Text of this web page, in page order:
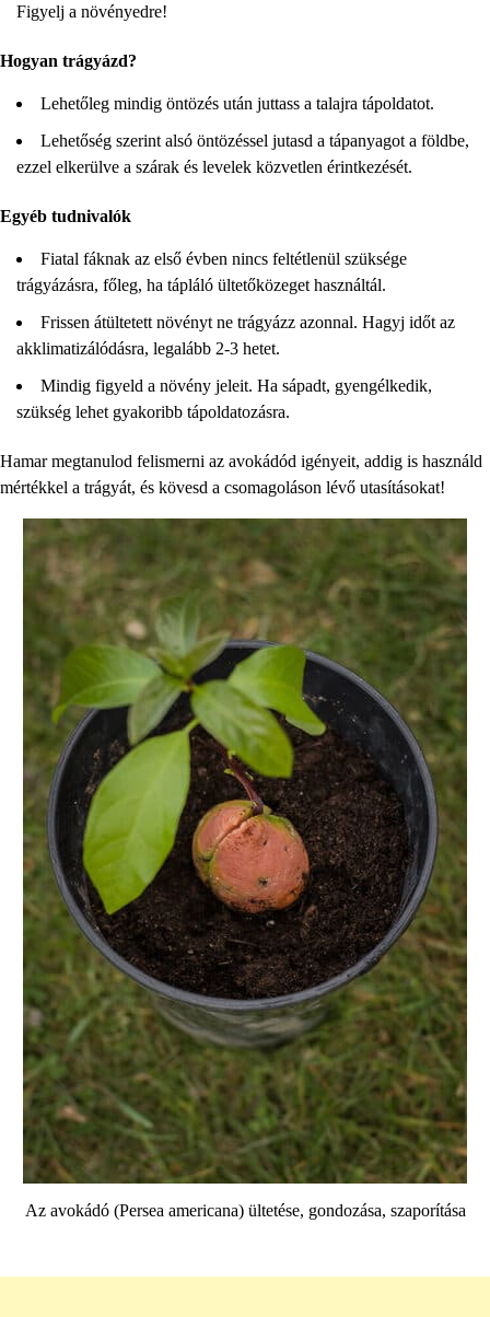
Figyelj a növényedre!
Hogyan trágyázd?
Lehetőleg mindig öntözés után juttass a talajra tápoldatot.
Lehetőség szerint alsó öntözéssel jutasd a tápanyagot a földbe,
ezzel elkerülve a szárak és levelek közvetlen érintkezését.
Egyéb tudnivalók
Fiatal fáknak az első évben nincs feltétlenül szüksége
trágyázásra, főleg, ha tápláló ültetőközeget használtál.
Frissen átültetett növényt ne trágyázz azonnal. Hagyj időt az
akklimatizálódásra, legalább 2-3 hetet.
Mindig figyeld a növény jeleit. Ha sápadt, gyengélkedik,
szükség lehet gyakoribb tápoldatozásra.
Hamar megtanulod felismerni az avokádód igényeit, addig is használd
mértékkel a trágyát, és kövesd a csomagoláson lévő utasításokat!
Az avokádó (Persea americana) ültetése, gondozása, szaporítása